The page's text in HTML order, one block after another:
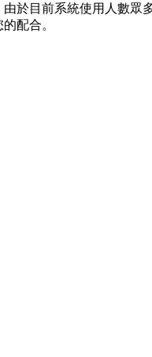
於目前系統使用人數眾
配合。